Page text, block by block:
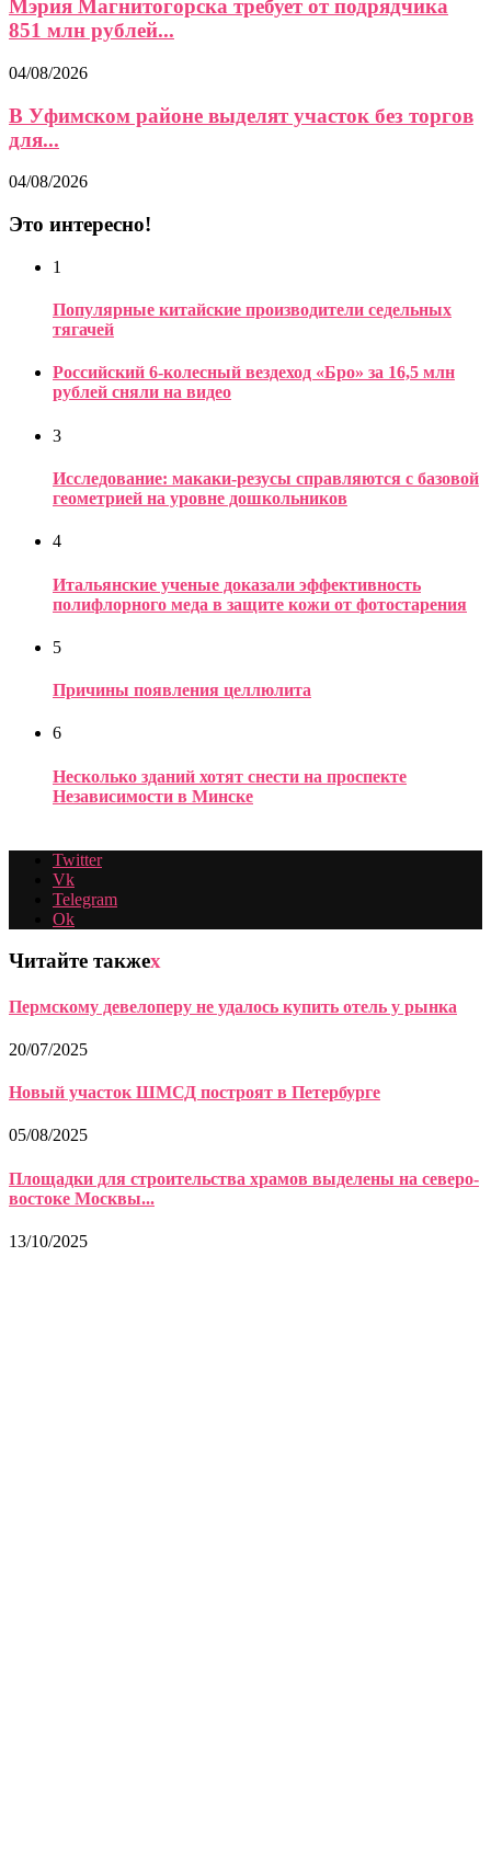
Мэрия Магнитогорска требует от подрядчика
851 млн рублей...
04/08/2026
В Уфимском районе выделят участок без торгов
для...
04/08/2026
Это интересно!
1
Популярные китайские производители седельных
тягачей
Российский 6-колесный вездеход «Бро» за 16,5 млн
рублей сняли на видео
3
Исследование: макаки-резусы справляются с базовой
геометрией на уровне дошкольников
4
Итальянские ученые доказали эффективность
полифлорного меда в защите кожи от фотостарения
5
Причины появления целлюлита
6
Несколько зданий хотят снести на проспекте
Независимости в Минске
Twitter
Vk
Telegram
Ok
Читайте такжеx
Пермскому девелоперу не удалось купить отель у рынка
20/07/2025
Новый участок ШМСД построят в Петербурге
05/08/2025
Площадки для строительства храмов выделены на северо-
востоке Москвы...
13/10/2025